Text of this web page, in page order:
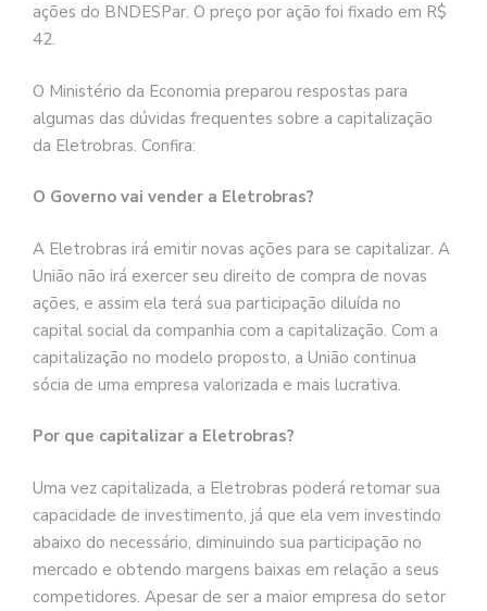
ações do BNDESPar. O preço por ação foi fixado em R$
42.
O Ministério da Economia preparou respostas para
algumas das dúvidas frequentes sobre a capitalização
da Eletrobras. Confira:
O Governo vai vender a Eletrobras?
A Eletrobras irá emitir novas ações para se capitalizar. A
União não irá exercer seu direito de compra de novas
ações, e assim ela terá sua participação diluída no
capital social da companhia com a capitalização. Com a
capitalização no modelo proposto, a União continua
sócia de uma empresa valorizada e mais lucrativa.
Por que capitalizar a Eletrobras?
Uma vez capitalizada, a Eletrobras poderá retomar sua
capacidade de investimento, já que ela vem investindo
abaixo do necessário, diminuindo sua participação no
mercado e obtendo margens baixas em relação a seus
competidores. Apesar de ser a maior empresa do setor